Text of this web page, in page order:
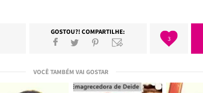
GOSTOU?! COMPARTILHE:
3
VOCÊ TAMBÉM VAI GOSTAR